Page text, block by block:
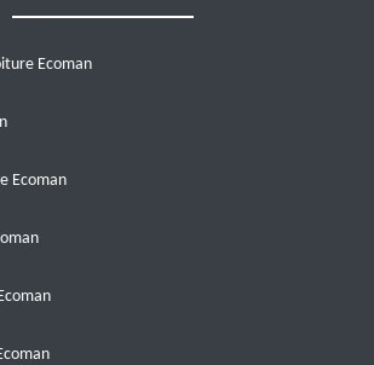
Ecoman
Ecoman